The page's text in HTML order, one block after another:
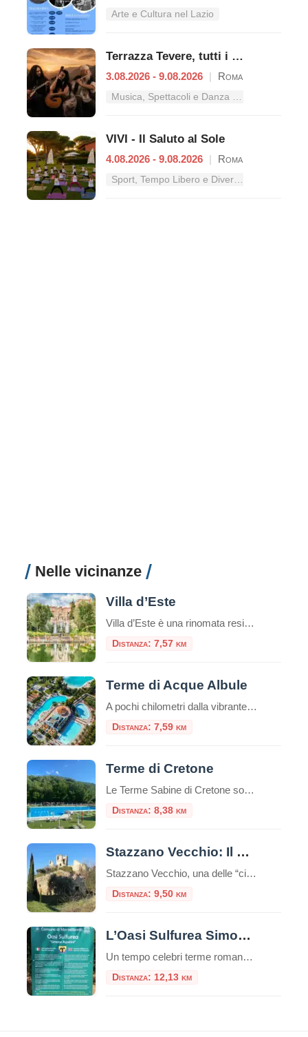
Arte e Cultura nel Lazio
Terrazza Tevere, tutti i concerti dal 3 al 9 agosto
3.08.2026 - 9.08.2026 | Roma
VIVI - Il Saluto al Sole
4.08.2026 - 9.08.2026 | Roma
Nelle vicinanze
Villa d’Este
Villa d’Este è una rinomata residenza storica situata a Tivoli, una cittadina nelle vicinanze di Roma.È famosa per i suoi magnifici giardini all’italiana e per essere una delle più celebrate ville rinascimentali nel mondo.La villa è stata costruita nel XVI secolo ed è un capolavoro dell’architettura, del paesaggio e dell’arte del Rinascimento italiano. Storia La […]
Distanza: 7,57 km
Terme di Acque Albule
A pochi chilometri dalla vibrante frenesia della Capitale, immerso nel verde della campagna tiburtina, sorge un luogo dove storia e benessere si fondono in un’esperienza unica: le Terme di Roma – Acque Albule. Conosciute e apprezzate fin dai tempi dell’Imperatore Augusto, queste terme rappresentano una destinazione ideale per chi cerca una pausa rigenerante, unendo il […]
Distanza: 7,59 km
Terme di Cretone
Le Terme Sabine di Cretone sono un complesso termale situato nella frazione di Cretone, nel comune di Palombara Sabina, a circa 30 chilometri da Roma. Caratteristiche delle acque termali: Le acque delle Terme di Cretone sono di tipo calcico-solfureo, sgorgano naturalmente a una temperatura di circa 23-24°C e sono note per le loro proprietà terapeutiche, […]
Distanza: 8,38 km
Stazzano Vecchio: Il borgo fantasma della Sabina
Stazzano Vecchio, una delle “città fantasma” più suggestive del Lazio. A pochi chilometri dalla frenesia di Roma, arroccato su una collina che domina la valle del Tevere e guarda verso i Monti Lucretili, esiste un luogo dove l’orologio si è fermato bruscamente all’inizio del secolo scorso. Questo borgo medievale, frazione di Palombara Sabina, non è […]
Distanza: 9,50 km
L’Oasi Sulfurea Simone Agostini
Un tempo celebri terme romane, oggi un sito naturalistico rigenerato e dedicato a un giovane scout. L’Oasi Sulfurea Simone Agostini è un angolo di pace e storia alle porte di Roma, un luogo dove il benessere della natura si fonde con il ricordo. Nascosta tra le colline della Sabina, nel comune di Montelibretti, si trova […]
Distanza: 12,13 km